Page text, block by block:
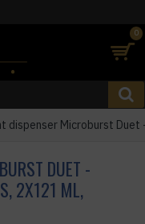
0
dispenser Microburst Duet
DUET -
2X121 ML,